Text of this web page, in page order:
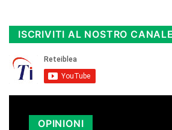
ISCRIVITI AL NOSTRO
OPINIONI